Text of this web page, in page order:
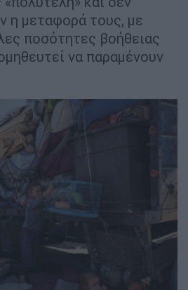
η μεταφορά τους, με
ποσότητες βοήθειας
να παραμένουν